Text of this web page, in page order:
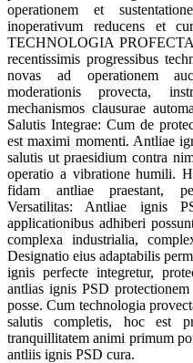
operationem et
inoperativum reducens et
TECHNOLOGIA
recentissimis progressibus
novas ad operationem
moderationis provecta,
mechanismos clausurae
Salutis Integrae: Cum de
est maximi momenti. Antliae
salutis ut praesidium contra
operatio a vibratione humili.
fidam antliae praestant,
Versatilitas: Antliae ignis
applicationibus adhiberi
complexa industrialia,
Designatio eius adaptabilis
ignis perfecte integretur,
antlias ignis PSD
posse. Cum technologia
salutis completis, hoc est
tranquillitatem animi primum
antliis ignis PSD cura.